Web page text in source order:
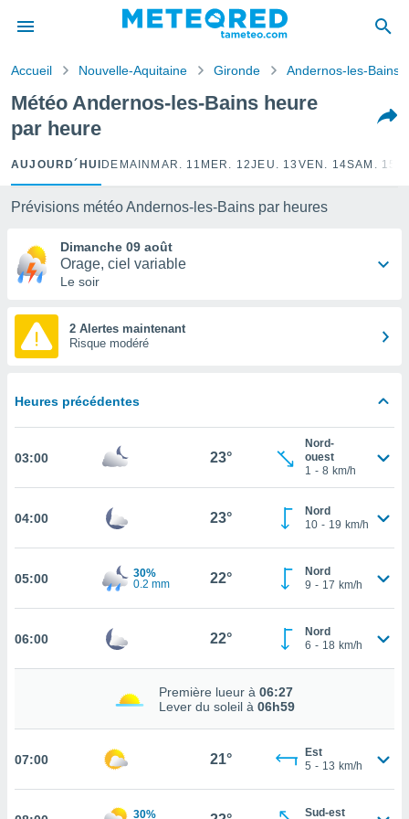
de
a
par
en
les
des
par le
de
sur
et
ET
Accueil Nouvelle-Aquitaine Gironde Andernos-les-Bains
Météo Andernos-les-Bains heure
par heure
AUJOURD´HUI DEMAIN MAR. 11 MER. 12JEU. 13 VEN. 14SAM. 15
Prévisions météo Andernos-les-Bains par heures
Dimanche 09 août
Orage, ciel variable
Le soir
2 Alertes maintenant
Risque modéré
Heures précédentes
03:00 23°
Nord-
ouest
1 - 8 km/h
04:00 23°
Nord
10 - 19 km/h
05:00
30%
0.2 mm
22°
Nord
9 - 17 km/h
06:00 22°
Nord
6 - 18 km/h
Première lueur à 06:27
Lever du soleil à 06h59
07:00 21°
Est
5 - 13 km/h
30%
Sud-est